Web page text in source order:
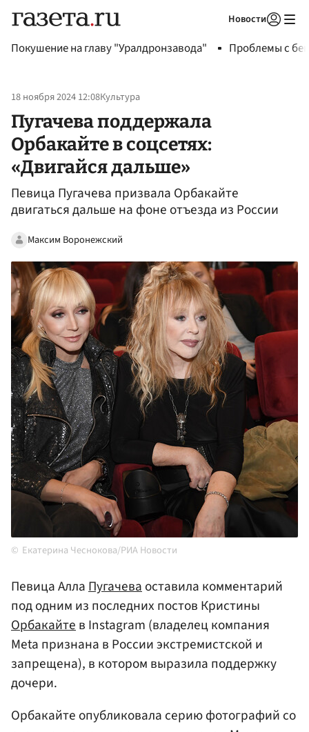
Новости
Покушение на главу "Уралдронзавода" Проблемы с
18 ноября 2024 12:08Культура
Пугачева поддержала
Орбакайте в соцсетях:
«Двигайся дальше»
Певица Пугачева призвала Орбакайте
двигаться дальше на фоне отъезда из России
Максим Воронежский
Екатерина Чеснокова/РИА Новости
Певица АллаПугачеваоставила комментарий
под одним из последних постов Кристины
Орбакайтев Instagram (владелец компания
Meta признана в России экстремистской и
запрещена), в котором выразила поддержку
дочери.
Орбакайте опубликовала серию фотографий со